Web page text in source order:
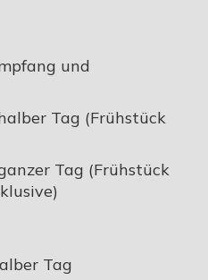
und
Tag (Frühstück
Tag (Frühstück
Tag